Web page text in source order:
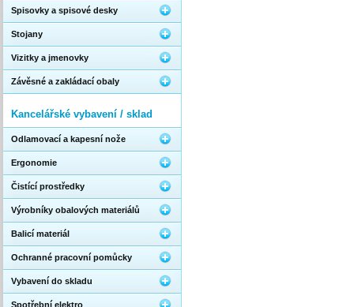
Spisovky a spisové desky
Stojany
Vizitky a jmenovky
Závěsné a zakládací obaly
Kancelářské vybavení / sklad
Odlamovací a kapesní nože
Ergonomie
Čistící prostředky
Výrobníky obalových materiálů
Balicí materiál
Ochranné pracovní pomůcky
Vybavení do skladu
Spotřební elektro